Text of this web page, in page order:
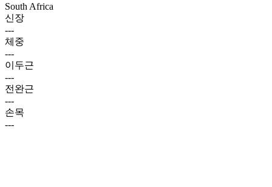
South Africa
신장
---
체중
---
이두근
---
전완근
---
손목
---